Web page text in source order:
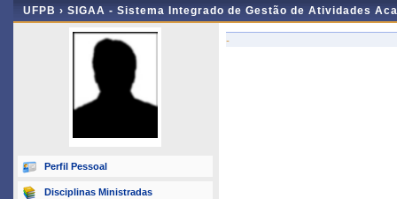
UFPB › SIGAA - Sistema Integrado de Gestão de Atividades
Perfil Pessoal
Disciplinas Ministradas
-